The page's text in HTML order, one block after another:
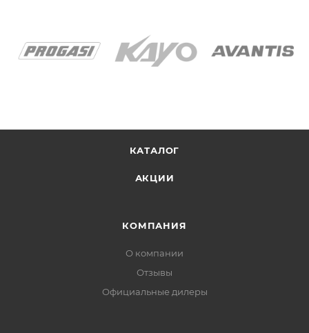
КАТАЛОГ
АКЦИИ
КОМПАНИЯ
О компании
Отзывы
Официальные дилеры